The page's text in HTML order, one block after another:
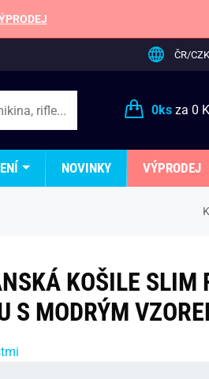
ČR/CZK
0ksza 0
NOVINKY VÝPRODEJ
KOŠILE SLIM
S MODRÝM